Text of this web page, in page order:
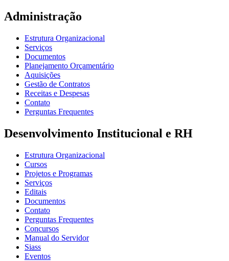
Administração
Estrutura Organizacional
Serviços
Documentos
Planejamento Orçamentário
Aquisições
Gestão de Contratos
Receitas e Despesas
Contato
Perguntas Frequentes
Desenvolvimento Institucional e RH
Estrutura Organizacional
Cursos
Projetos e Programas
Serviços
Editais
Documentos
Contato
Perguntas Frequentes
Concursos
Manual do Servidor
Siass
Eventos